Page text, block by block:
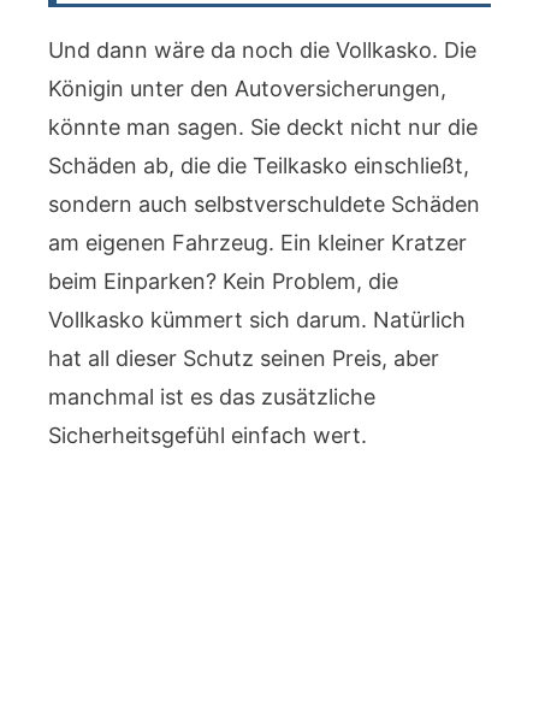
Und dann wäre da noch die Vollkasko. Die
Königin unter den Autoversicherungen,
könnte man sagen. Sie deckt nicht nur die
Schäden ab, die die Teilkasko einschließt,
sondern auch selbstverschuldete Schäden
am eigenen Fahrzeug. Ein kleiner Kratzer
beim Einparken? Kein Problem, die
Vollkasko kümmert sich darum. Natürlich
hat all dieser Schutz seinen Preis, aber
manchmal ist es das zusätzliche
Sicherheitsgefühl einfach wert.